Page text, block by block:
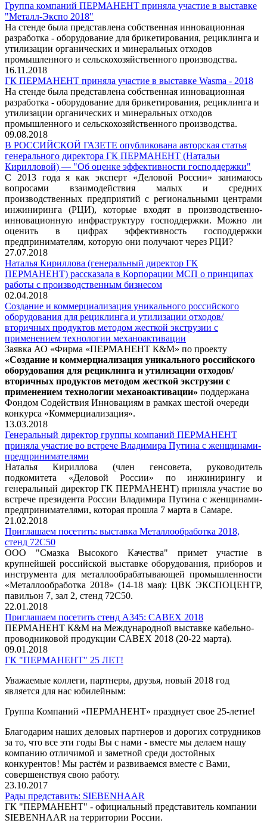
Группа компаний ПЕРМАНЕНТ приняла участие в выставке
"Металл-Экспо 2018"
На стенде была представлена собственная инновационная
разработка - оборудование для брикетирования, рециклинга и
утилизации органических и минеральных отходов
промышленного и сельскохозяйственного производства.
16.11.2018
ГК ПЕРМАНЕНТ приняла участие в выставке Wasma - 2018
На стенде была представлена собственная инновационная
разработка - оборудование для брикетирования, рециклинга и
утилизации органических и минеральных отходов
промышленного и сельскохозяйственного производства.
09.08.2018
В РОССИЙСКОЙ ГАЗЕТЕ опубликована авторская статья
генерального директора ГК ПЕРМАНЕНТ (Натальи
Кирилловой) — "Об оценке эффективности господдержки"
С 2013 года я как эксперт «Деловой России» занимаюсь
вопросами взаимодействия малых и средних
производственных предприятий с региональными центрами
инжиниринга (РЦИ), которые входят в производственно-
инновационную инфраструктуру господдержки. Можно ли
оценить в цифрах эффективность господдержки
предпринимателям, которую они получают через РЦИ?
27.07.2018
Наталья Кириллова (генеральный директор ГК
ПЕРМАНЕНТ) рассказала в Корпорации МСП о принципах
работы с производственным бизнесом
02.04.2018
Создание и коммерциализация уникального российского
оборудования для рециклинга и утилизации отходов/
вторичных продуктов методом жесткой экструзии с
применением технологии механоактивации
Заявка АО «Фирма «ПЕРМАНЕНТ К&М» по проекту
«Создание и коммерциализация уникального российского
оборудования для рециклинга и утилизации отходов/
вторичных продуктов методом жесткой экструзии с
применением технологии механоактивации» поддержана
Фондом Содействия Инновациям в рамках шестой очереди
конкурса «Коммерциализация».
13.03.2018
Генеральный директор группы компаний ПЕРМАНЕНТ
приняла участие во встрече Владимира Путина с женщинами-
предпринимателями
Наталья Кириллова (член генсовета, руководитель
подкомитета «Деловой России» по инжинирингу и
генеральный директор ГК ПЕРМАНЕНТ) приняла участие во
встрече президента России Владимира Путина с женщинами-
предпринимателями, которая прошла 7 марта в Самаре.
21.02.2018
Приглашаем посетить: выставка Металлообработка 2018,
стенд 72C50
ООО "Смазка Высокого Качества" примет участие в
крупнейшей российской выставке оборудования, приборов и
инструмента для металлообрабатывающей промышленности
«Металлообработка 2018» (14-18 мая): ЦВК ЭКСПОЦЕНТР,
павильон 7, зал 2, стенд 72C50.
22.01.2018
Приглашаем посетить стенд А345: CABEX 2018
ПЕРМАНЕНТ К&М на Международной выставке кабельно-
проводниковой продукции CABEX 2018 (20-22 марта).
09.01.2018
ГК "ПЕРМАНЕНТ" 25 ЛЕТ!
Уважаемые коллеги, партнеры, друзья, новый 2018 год
является для нас юбилейным:
Группа Компаний «ПЕРМАНЕНТ» празднует свое 25-летие!
Благодарим наших деловых партнеров и дорогих сотрудников
за то, что все эти годы Вы с нами - вместе мы делаем нашу
компанию отличимой и заметной среди достойных
конкурентов! Мы растём и развиваемся вместе с Вами,
совершенствуя свою работу.
23.10.2017
Рады представить: SIEBENHAAR
ГК "ПЕРМАНЕНТ" - официальный представитель компании
SIEBENHAAR на территории России.